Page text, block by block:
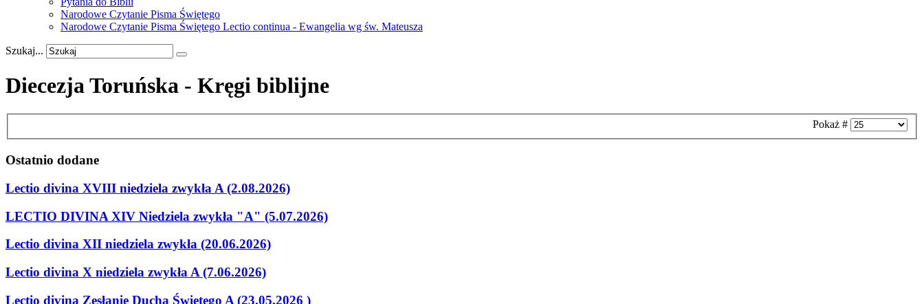
Narodowe Czytanie Pisma Świętego
Narodowe Czytanie Pisma Świętego Lectio continua - Ewangelia wg św. Mateusza
Szukaj...
Diecezja Toruńska - Kręgi biblijne
Pokaż #
Ostatnio dodane
Lectio divina XVIII niedziela zwykła A (2.08.2026)
LECTIO DIVINA XIV Niedziela zwykła "A" (5.07.2026)
Lectio divina XII niedziela zwykła (20.06.2026)
Lectio divina X niedziela zwykła A (7.06.2026)
Lectio divina Zesłanie Ducha Świetego A (23.05.2026 )